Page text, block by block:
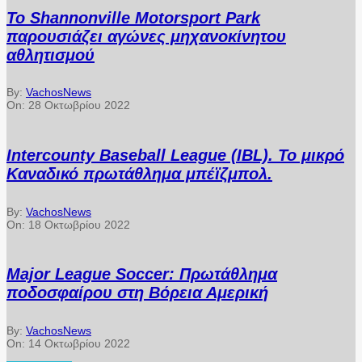
Το Shannonville Motorsport Park
παρουσιάζει αγώνες μηχανοκίνητου
αθλητισμού
By: VachosNews
On: 28 Οκτωβρίου 2022
Intercounty Baseball League (IBL). Το μικρό
Καναδικό πρωτάθλημα μπέϊζμπολ.
By: VachosNews
On: 18 Οκτωβρίου 2022
Major League Soccer: Πρωτάθλημα
ποδοσφαίρου στη Βόρεια Αμερική
By: VachosNews
On: 14 Οκτωβρίου 2022